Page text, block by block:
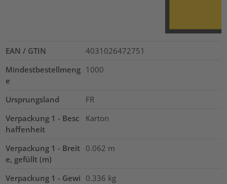
EAN / GTIN
4031026472751
Mindestbestellmeng
e
1000
Ursprungsland
FR
Verpackung 1 - Besc
haffenheit
Karton
Verpackung 1 - Breit
e, gefüllt (m)
0.062 m
Verpackung 1 - Gewi 0.336 kg